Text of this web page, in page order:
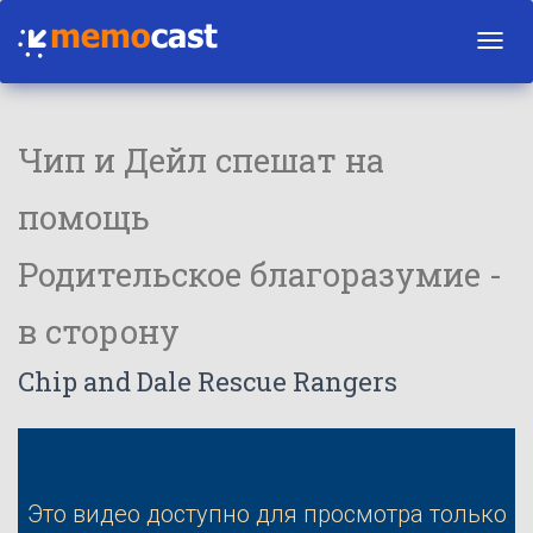
Чип и Дейл спешат на
помощь
Родительское благоразумие -
в сторону
Chip and Dale Rescue Rangers
Это видео доступно для просмотра только